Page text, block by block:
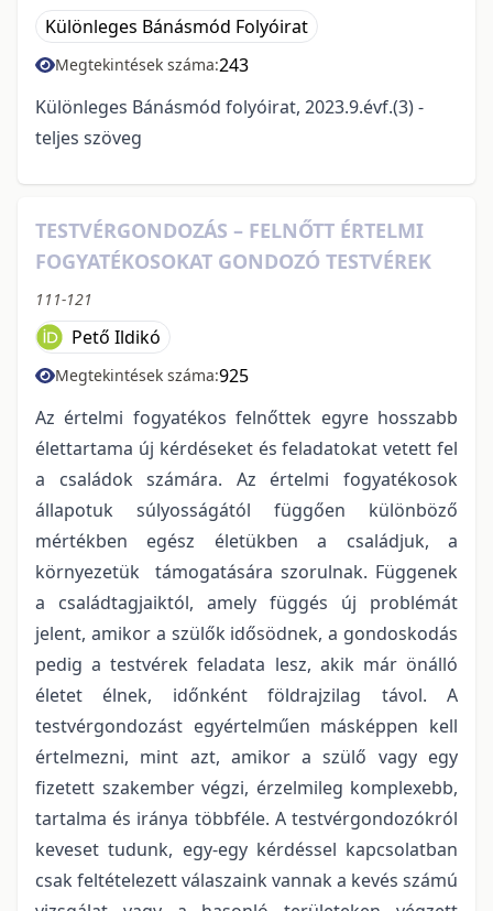
Különleges Bánásmód Folyóirat
Megtekintések száma:243
Különleges Bánásmód folyóirat, 2023.9.évf.(3) -
teljes szöveg
TESTVÉRGONDOZÁS – FELNŐTT ÉRTELMI
FOGYATÉKOSOKAT GONDOZÓ TESTVÉREK
111-121
Pető Ildikó
Megtekintések száma:925
Az értelmi fogyatékos felnőttek egyre hosszabb
élettartama új kérdéseket és feladatokat vetett fel
a családok számára. Az értelmi fogyatékosok
állapotuk súlyosságától függően különböző
mértékben egész életükben a családjuk, a
környezetük támogatására szorulnak. Függenek
a családtagjaiktól, amely függés új problémát
jelent, amikor a szülők idősödnek, a gondoskodás
pedig a testvérek feladata lesz, akik már önálló
életet élnek, időnként földrajzilag távol. A
testvérgondozást egyértelműen másképpen kell
értelmezni, mint azt, amikor a szülő vagy egy
fizetett szakember végzi, érzelmileg komplexebb,
tartalma és iránya többféle. A testvérgondozókról
keveset tudunk, egy-egy kérdéssel kapcsolatban
csak feltételezett válaszaink vannak a kevés számú